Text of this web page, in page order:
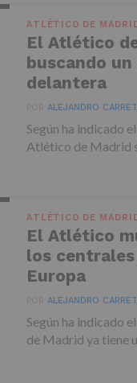
ATLÉTICO DE
El Atlético
buscando
delantera
PORALEJANDRO
Según ha indicado
Atlético de Madrid
ATLÉTICO DE
El Atlético
los
Europa
PORALEJANDRO
Según ha indicado
de Madrid ya tiene